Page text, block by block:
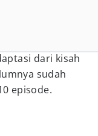
dari kisah
sudah
episode.